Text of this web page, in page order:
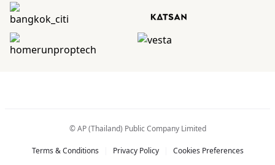
© AP (Thailand) Public Company Limited
Terms & Conditions Privacy Policy Cookies Preferences